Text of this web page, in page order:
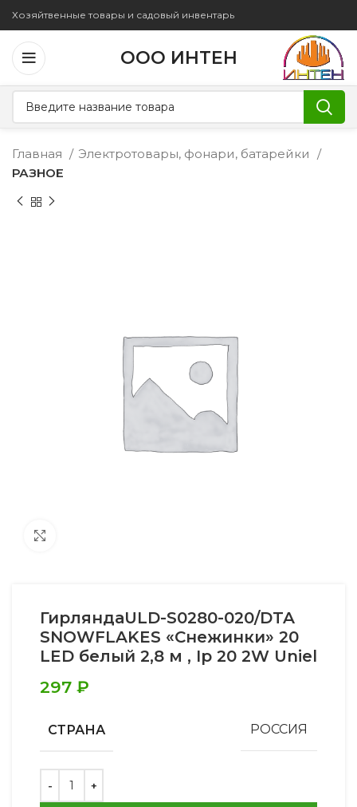
Хозяйтвенные товары и садовый инвентарь
ООО ИНТЕН
Главная
Электротовары, фонари, батарейки
РАЗНОЕ
ГирляндаULD-S0280-020/DTA
SNOWFLAKES «Снежинки» 20
LED белый 2,8 м , Ip 20 2W Uniel
297 ₽
СТРАНА РОССИЯ